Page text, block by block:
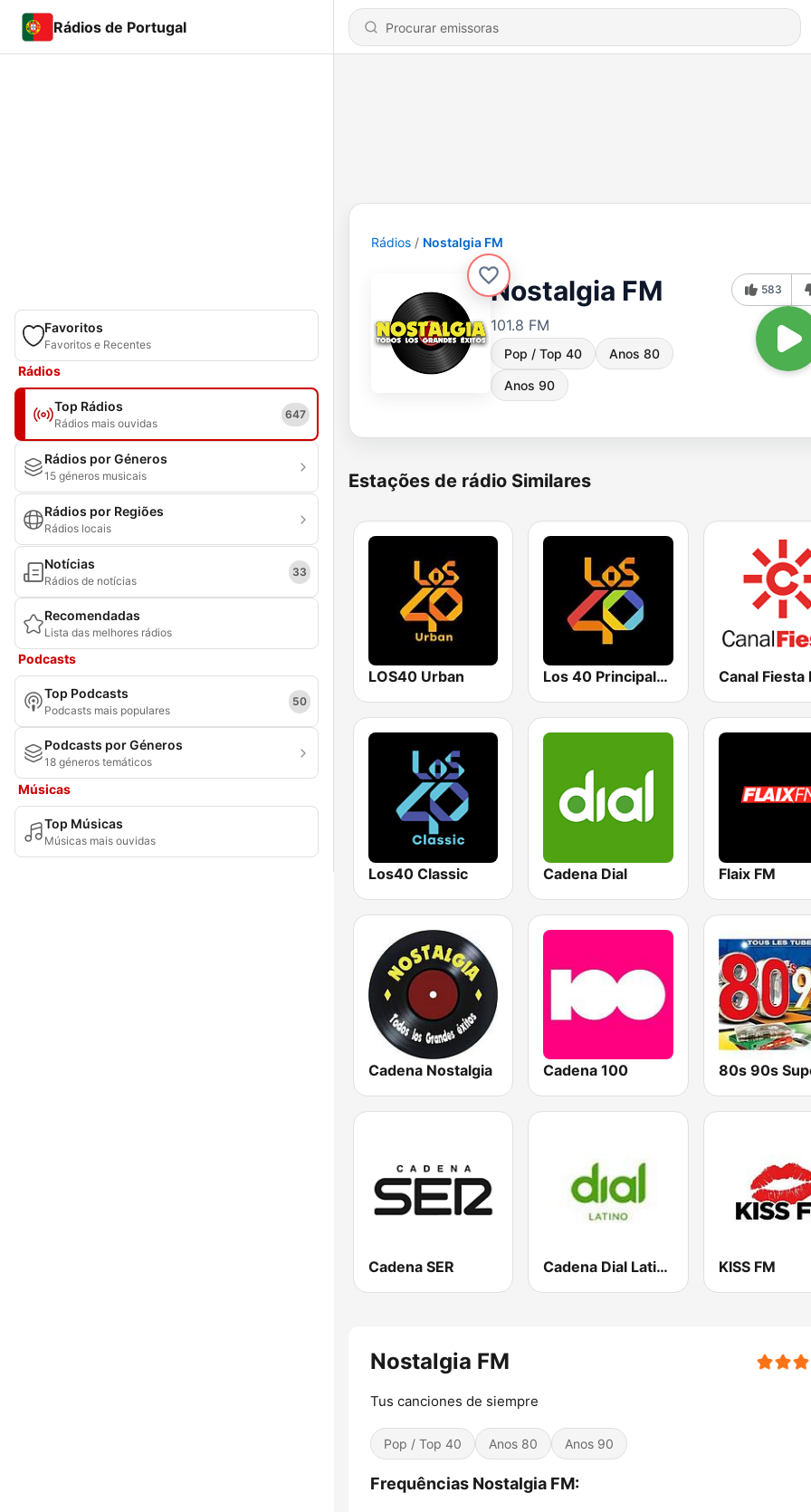
Rádios de Portugal
Favoritos
Favoritos e Recentes
Rádios
Top Rádios
Rádios mais ouvidas
647
Rádios por Géneros
15 géneros musicais
Rádios por Regiões
Rádios locais
Notícias
Rádios de notícias
33
Recomendadas
Lista das melhores rádios
Podcasts
Top Podcasts
Podcasts mais populares
50
Podcasts por Géneros
18 géneros temáticos
Músicas
Top Músicas
Músicas mais ouvidas
Rádios Nostalgia FM
Nostalgia FM
101.8 FM
Pop / Top 40 Anos 80
Anos 90
583
Estações de rádio Similares
LOS40 Urban Los 40 Principales Canal Fiesta
Los40 Classic Cadena Dial Flaix FM
Cadena Nostalgia Cadena 100
Cadena SER Cadena Dial Latino KISS FM
Nostalgia FM
Tus canciones de siempre
Pop / Top 40 Anos 80 Anos 90
Frequências Nostalgia FM: